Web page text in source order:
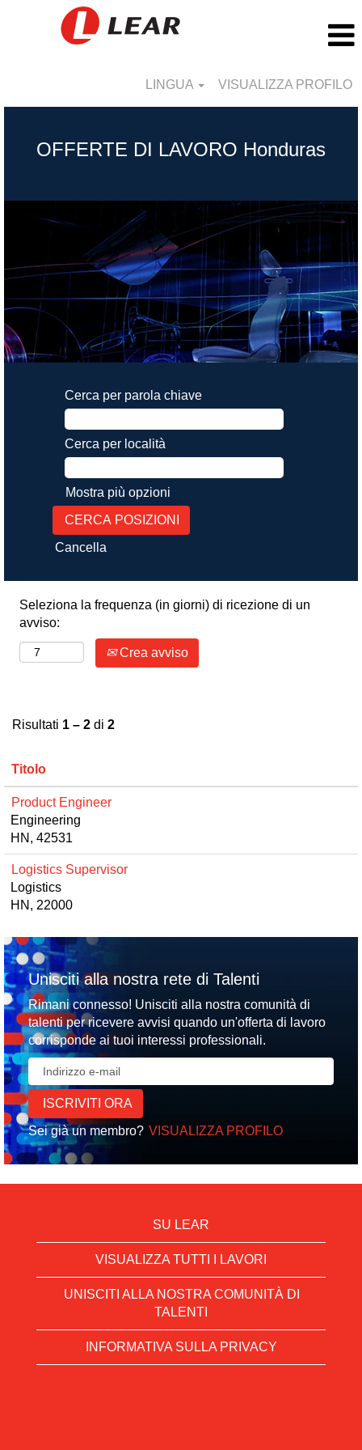
LINGUA VISUALIZZA PROFILO
OFFERTE DI LAVORO Honduras
Cerca per parola chiave
Cerca per località
Mostra più opzioni
Cancella
Seleziona la frequenza (in giorni) di ricezione di un
avviso:
Crea avviso
Risultati 1 – 2 di 2
Titolo
Product Engineer
Engineering
HN, 42531
Logistics Supervisor
Logistics
HN, 22000
Unisciti alla nostra rete di Talenti
Rimani connesso! Unisciti alla nostra comunità di
talenti per ricevere avvisi quando un'offerta di lavoro
corrisponde ai tuoi interessi professionali.
Sei già un membro? VISUALIZZA PROFILO
SU LEAR
VISUALIZZA TUTTI I LAVORI
UNISCITI ALLA NOSTRA COMUNITÀ DI
TALENTI
INFORMATIVA SULLA PRIVACY